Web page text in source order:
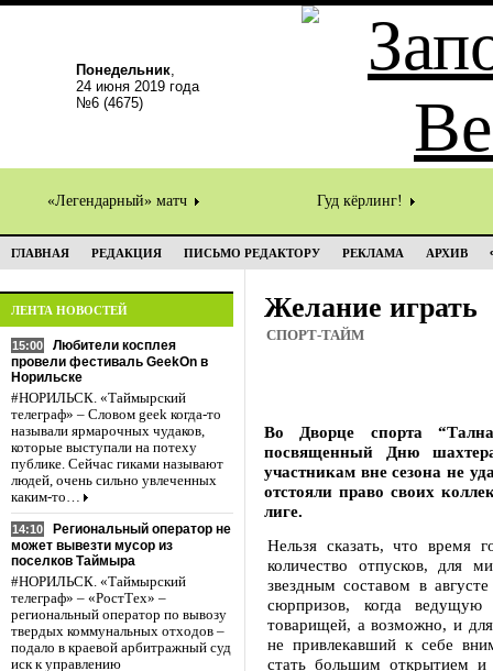
Понедельник,
24 июня 2019 года
№6 (4675)
«Легендарный» матч Гуд кёрлинг!
ГЛАВНАЯ РЕДАКЦИЯ ПИСЬМО РЕДАКТОРУ РЕКЛАМА АРХИВ
ЛЕНТА НОВОСТЕЙ
15:00
Любители косплея
провели фестиваль GeekOn в
Норильске
#НОРИЛЬСК. «Таймырский
телеграф» – Словом geek когда-то
называли ярмарочных чудаков,
которые выступали на потеху
публике. Сейчас гиками называют
людей, очень сильно увлеченных
каким-то…
14:10
Региональный оператор не
может вывезти мусор из
поселков Таймыра
#НОРИЛЬСК. «Таймырский
телеграф» – «РостТех» –
региональный оператор по вывозу
твердых коммунальных отходов –
подало в краевой арбитражный суд
иск к управлению
Желание играть
СПОРТ-ТАЙМ
Во Дворце спорта
посвященный Дню
участникам вне сезона не
отстояли право своих
лиге.
Нельзя сказать, что время
количество отпусков, для
звездным составом в
сюрпризов, когда
товарищей, а возможно, и
не привлекавший к себе
стать большим открытием